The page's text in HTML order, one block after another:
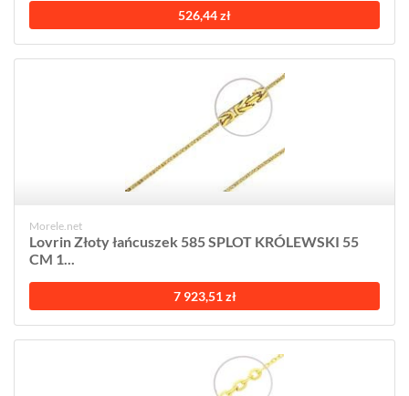
526,44 zł
Morele.net
Lovrin Złoty łańcuszek 585 SPLOT KRÓLEWSKI 55
CM 1...
7 923,51 zł